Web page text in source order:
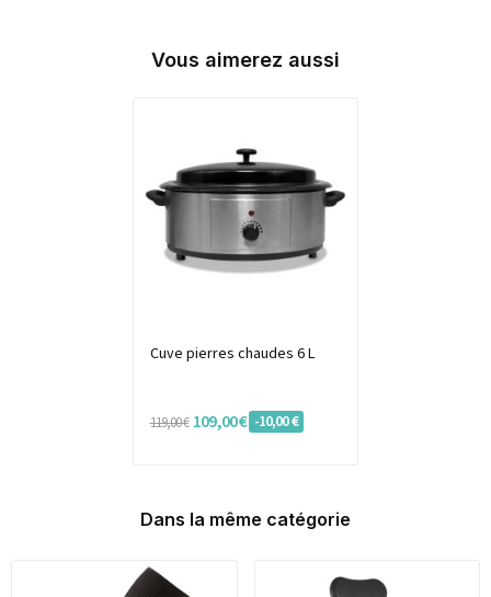
Vous aimerez aussi
Cuve pierres chaudes 6 L
119,00 € 109,00 € -10,00 €
Dans la même catégorie